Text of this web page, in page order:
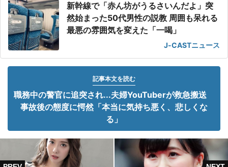
新幹線で「赤ん坊がうるさいんだよ」突
然始まった50代男性の説教 周囲も呆れる
最悪の雰囲気を変えた「一喝」
J-CASTニュース
記事本文を読む
職務中の警官に追突され...夫婦YouTuberが救急搬送
事故後の態度に愕然「本当に気持ち悪く、悲しくな
る」